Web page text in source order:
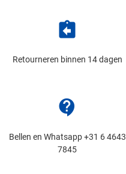
assignment_return
Retourneren binnen 14 dagen
contact_support
Bellen en Whatsapp +31 6 4643
7845